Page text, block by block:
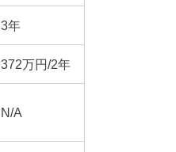
3年
372万円/2年
N/A